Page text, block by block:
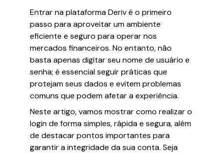
Entrar na plataforma Deriv é o primeiro
passo para aproveitar um ambiente
eficiente e seguro para operar nos
mercados financeiros. No entanto, não
basta apenas digitar seu nome de usuário e
senha; é essencial seguir práticas que
protejam seus dados e evitem problemas
comuns que podem afetar a experiência.
Neste artigo, vamos mostrar como realizar o
login de forma simples, rápida e segura, além
de destacar pontos importantes para
garantir a integridade da sua conta. Seja